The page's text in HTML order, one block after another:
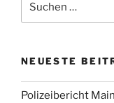
nach:
NEUESTE
Polizeibericht